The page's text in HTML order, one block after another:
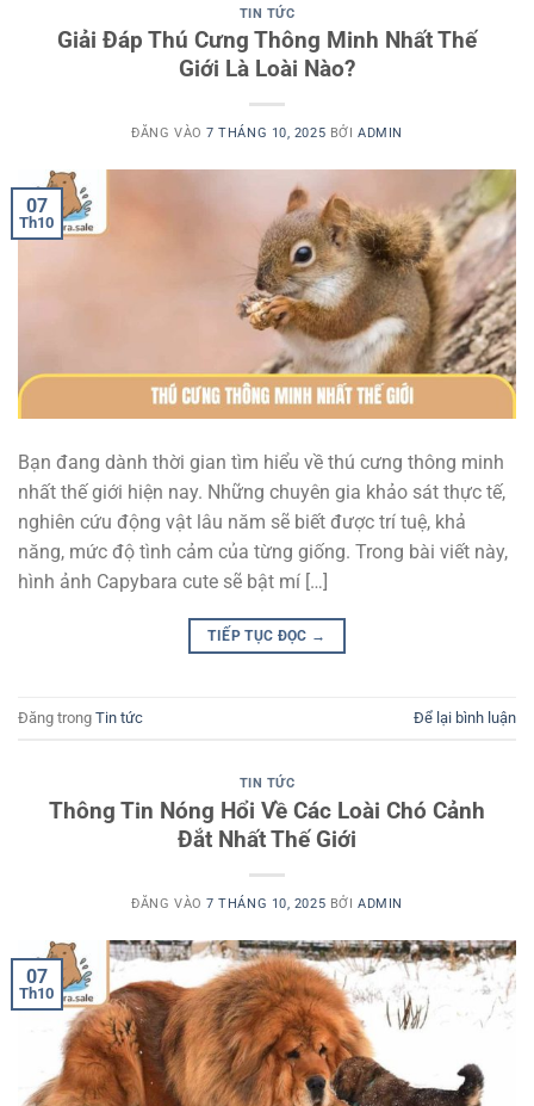
TIN TỨC
Giải Đáp Thú Cưng Thông Minh Nhất Thế
Giới Là Loài Nào?
ĐĂNG VÀO7 THÁNG 10, 2025 BỞI ADMIN
07
Th10
Bạn đang dành thời gian tìm hiểu về thú cưng thông minh
nhất thế giới hiện nay. Những chuyên gia khảo sát thực tế,
nghiên cứu động vật lâu năm sẽ biết được trí tuệ, khả
năng, mức độ tình cảm của từng giống. Trong bài viết này,
hình ảnh Capybara cute sẽ bật mí […]
TIẾP TỤC ĐỌC →
Đăng trong Tin tức Để lại bình luận
TIN TỨC
Thông Tin Nóng Hổi Về Các Loài Chó Cảnh
Đắt Nhất Thế Giới
ĐĂNG VÀO7 THÁNG 10, 2025 BỞI ADMIN
07
Th10